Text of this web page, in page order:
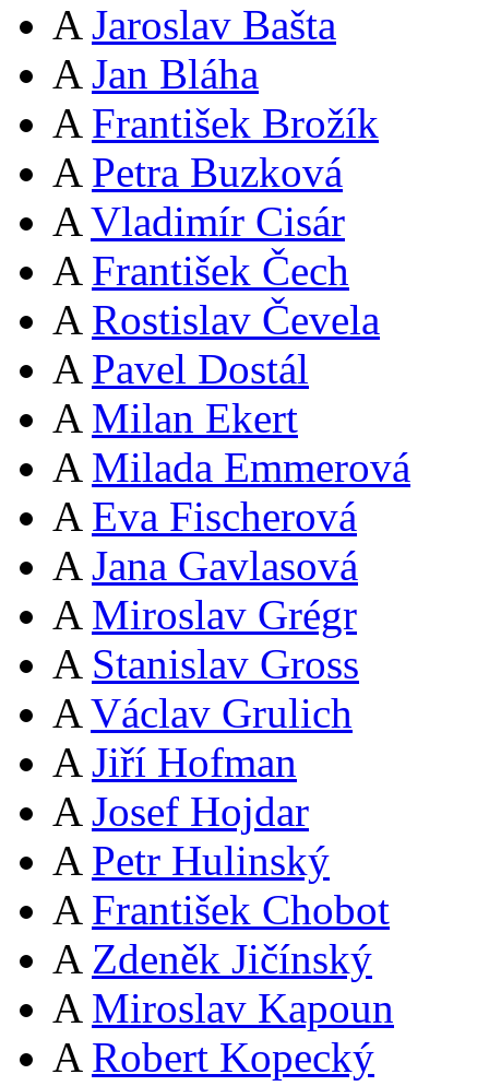
A Jaroslav Bašta
A Jan Bláha
A František Brožík
A Petra Buzková
A Vladimír Cisár
A František Čech
A Rostislav Čevela
A Pavel Dostál
A Milan Ekert
A Milada Emmerová
A Eva Fischerová
A Jana Gavlasová
A Miroslav Grégr
A Stanislav Gross
A Václav Grulich
A Jiří Hofman
A Josef Hojdar
A Petr Hulinský
A František Chobot
A Zdeněk Jičínský
A Miroslav Kapoun
A Robert Kopecký